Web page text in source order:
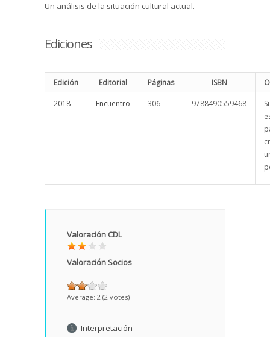
Un análisis de la situación cultural actual.
Ediciones
Edición Editorial Páginas ISBN
2018 Encuentro 306 9788490559468
Valoración CDL
Valoración Socios
Average: 2 (2 votes)
Interpretación